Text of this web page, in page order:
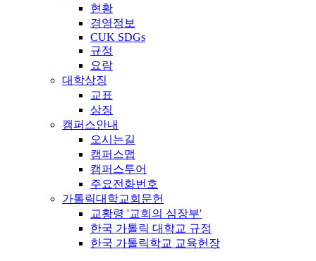
현황
경영정보
CUK SDGs
규정
요람
대학상징
교표
상징
캠퍼스안내
오시는길
캠퍼스맵
캠퍼스투어
주요전화번호
가톨릭대학교회문헌
교황령 '교회의 심장부'
한국 가톨릭 대학교 규정
한국 가톨릭학교 교육헌장